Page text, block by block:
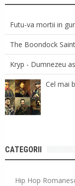
Futu-va mortii in
The Boondock
Kryp - Dumnezeu
Cel mai
CATEGORII
Hip Hop